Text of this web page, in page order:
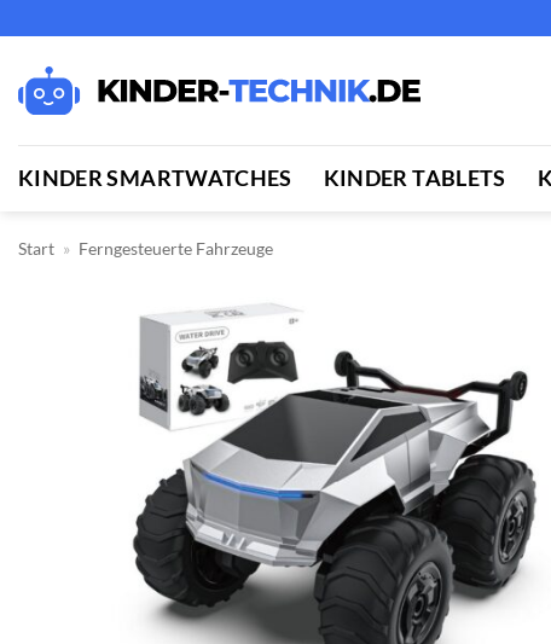
springen
KINDER SMARTWATCHES KINDER TABLETS
Start » Ferngesteuerte Fahrzeuge